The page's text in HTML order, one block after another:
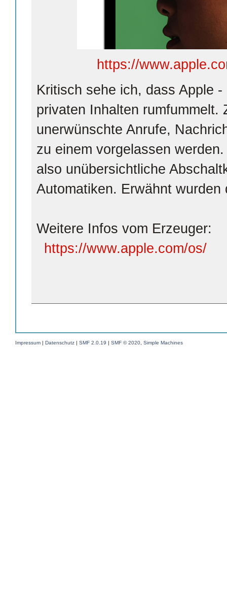
https://
Kritisch sehe ich, dass Apple
privaten Inhalten rumfummelt.
unerwünschte Anrufe,
zu einem vorgelassen
also unübersichtliche
Automatiken. Erwähnt wurden
Weitere Infos vom Erzeuger:
https://www.apple.com/os/
Impressum | Datenschutz | SMF 2.0.19 | SMF © 2020 Simple Machines